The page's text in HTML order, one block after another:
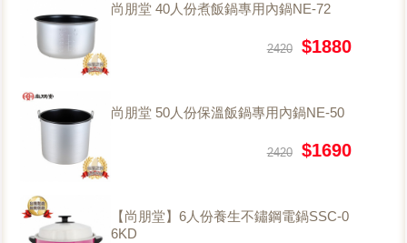
尚朋堂 40人份煮飯鍋專用內鍋NE-72
2420 $1880
尚朋堂 50人份保溫飯鍋專用內鍋NE-50
2420 $1690
【尚朋堂】6人份養生不鏽鋼電鍋SSC-0
6KD